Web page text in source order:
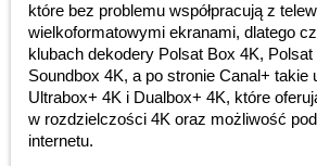
które bez problemu współpracują z
wielkoformatowymi ekranami, dlatego
klubach dekodery Polsat Box 4K,
Soundbox 4K, a po stronie Canal+ takie
Ultrabox+ 4K i Dualbox+ 4K, które
w rozdzielczości 4K oraz możliwość
internetu.